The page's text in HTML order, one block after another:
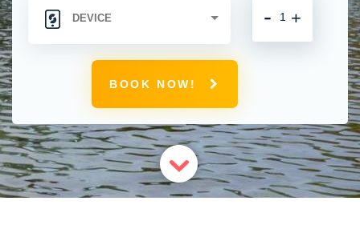
+
-
BOOK NOW!